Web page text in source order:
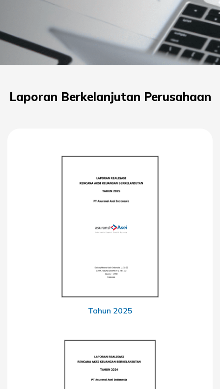
Laporan Berkelanjutan Perusahaan
Tahun 2025